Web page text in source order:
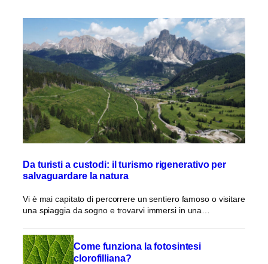
Da turisti a custodi: il turismo rigenerativo per
salvaguardare la natura
Vi è mai capitato di percorrere un sentiero famoso o visitare
una spiaggia da sogno e trovarvi immersi in una…
Come funziona la fotosintesi
clorofilliana?